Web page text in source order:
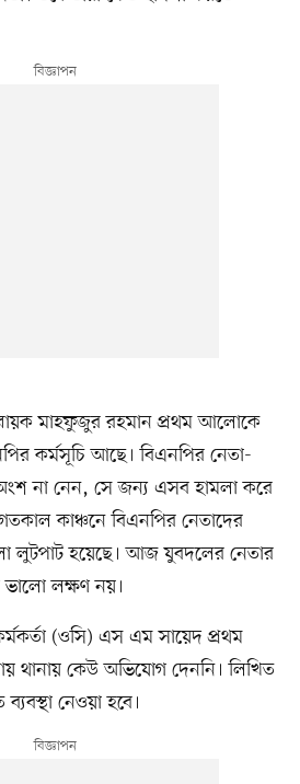
মাহফুজুর রহমান প্রথম আলোকে
কর্মসূচি আছে। বিএনপির নেতা-
অংশ না নেন, সে জন্য এসব হামলা করে
কাঞ্চনে বিএনপির নেতাদের
লুটপাট হয়েছে। আজ যুবদলের নেতার
লক্ষণ নয়।
(ওসি) এস এম সায়েদ প্রথম
কেউ অভিযোগ দেননি। লিখিত
নেওয়া হবে।